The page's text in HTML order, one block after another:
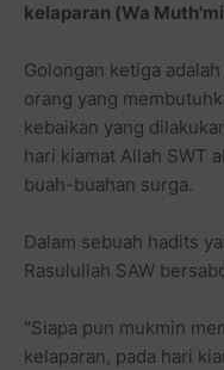
kelaparan (Wa
Golongan ketiga
orang yang
kebaikan yang
hari kiamat Allah SWT
buah-buahan surga.
Dalam sebuah hadits
Rasulullah SAW
"Siapa pun mukmin
kelaparan, pada hari